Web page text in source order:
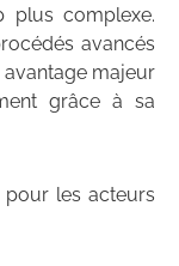
plus complexe.
avancés
avantage majeur
grâce à sa
pour les acteurs